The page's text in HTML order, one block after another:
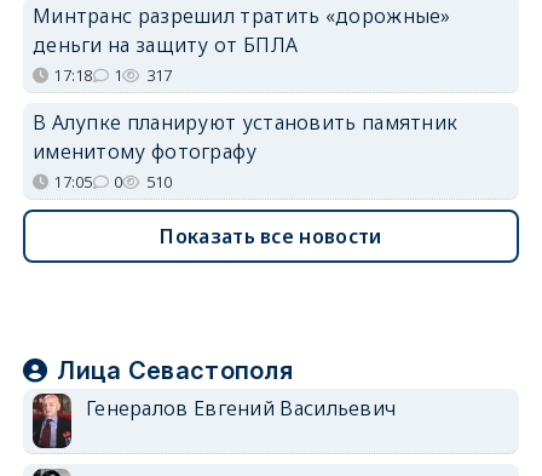
Минтранс разрешил тратить «дорожные»
деньги на защиту от БПЛА
17:18 1 317
В Алупке планируют установить памятник
именитому фотографу
17:05 0 510
Показать все новости
Лица Севастополя
Генералов Евгений Васильевич